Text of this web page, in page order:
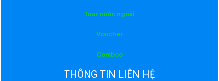
Tour nước ngoài
Voucher
Comboo
THÔNG TIN LIÊN HỆ